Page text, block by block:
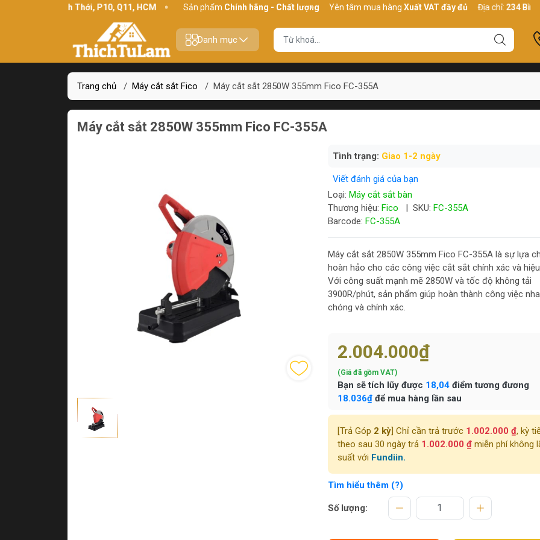
234 Bình Thới, P10, Q11, HCM Sản phẩmChính hãng - Chất lượng Yên tâm mua hàngXuất VAT đầy đủ Địa chỉ: 234 Bình Thới,
Danh mục
Trang chủ / Máy cắt sắt Fico / Máy cắt sắt 2850W 355mm Fico FC-355A
Máy cắt sắt 2850W 355mm Fico FC-355A
Tình trạng: Giao 1-2 ngày
Viết đánh giá của bạn
Loại: Máy cắt sắt bàn
Thương hiệu: Fico | SKU: FC-355A
Barcode: FC-355A
Máy cắt sắt 2850W 355mm Fico FC-355A là sự lựa
hoàn hảo cho các công việc cắt sắt chính xác và
Với công suất mạnh mẽ 2850W và tốc độ không tải
3900R/phút, sản phẩm giúp hoàn thành công việc
chóng và chính xác.
2.004.000₫
(Giá đã gồm VAT)
Bạn sẽ tích lũy được 18,04điểm tương đương
18.036₫để mua hàng lần sau
[Trả Góp 2 kỳ] Chỉ cần trả trước 1.002.000 ₫, kỳ
theo sau 30 ngày trả 1.002.000 ₫miễn phí không
suất với Fundiin.
Tìm hiểu thêm (?)
Số lượng: